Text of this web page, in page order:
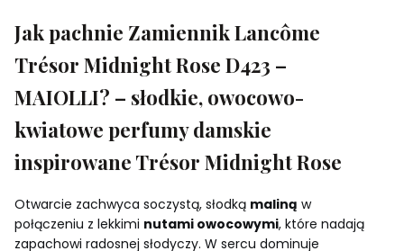
Jak pachnie Zamiennik Lancôme
Trésor Midnight Rose D423 –
MAIOLLI? – słodkie, owocowo-
kwiatowe perfumy damskie
inspirowane Trésor Midnight Rose
Otwarcie zachwyca soczystą, słodką maliną w
połączeniu z lekkimi nutami owocowymi, które nadają
zapachowi radosnej słodyczy. W sercu dominuje